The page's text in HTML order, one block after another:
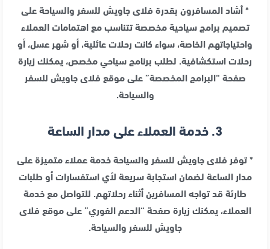
* أشاد المسافرون بقدرة فلاى جاويش للسفر والسياحة على
تصميم برامج سياحية مخصصة تتناسب مع اهتمامات العملاء
واحتياجاتهم الخاصة، سواء كانت رحلات عائلية، أو شهر عسل، أو
رحلات استكشافية. لطلب برنامج سياحي مخصص، يمكنك زيارة
صفحة “البرامج المخصصة” على موقع فلاى جاويش للسفر
والسياحة.
3. خدمة العملاء على مدار الساعة
* توفر فلاى جاويش للسفر والسياحة خدمة عملاء متميزة على
مدار الساعة لضمان استجابة سريعة لأي استفسارات أو طلبات
طارئة قد تواجه المسافرين أثناء رحلاتهم. للتواصل مع خدمة
العملاء، يمكنك زيارة صفحة “الدعم الفوري” على موقع فلاى
جاويش للسفر والسياحة.